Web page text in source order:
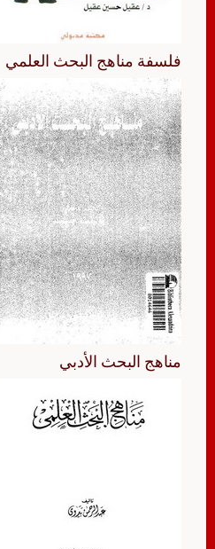
فلسفة مناهج البحث العلمي
مناهج البحث الأدبي